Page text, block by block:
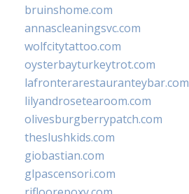
bruinshome.com
annascleaningsvc.com
wolfcitytattoo.com
oysterbayturkeytrot.com
lafronterarestauranteybar.com
lilyandrosetearoom.com
olivesburgberrypatch.com
theslushkids.com
giobastian.com
glpascensori.com